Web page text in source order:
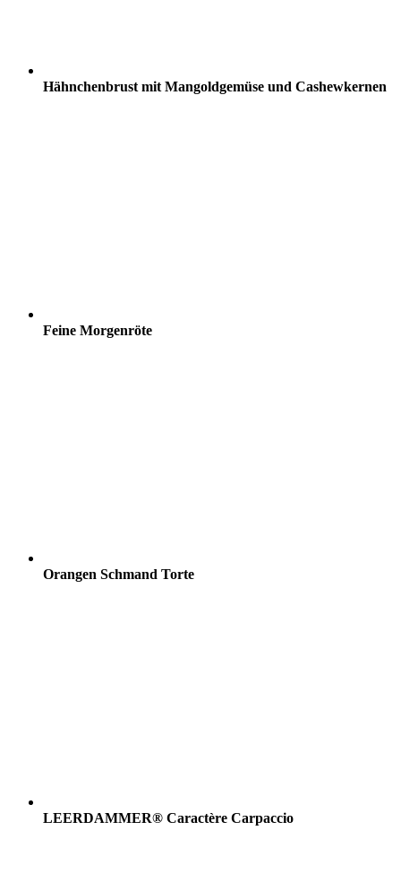
Hähnchenbrust mit Mangoldgemüse und Cashewkernen
Feine Morgenröte
Orangen Schmand Torte
LEERDAMMER® Caractère Carpaccio